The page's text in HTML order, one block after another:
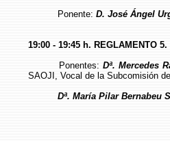
Ponente: D. José Ángel
19:00 - 19:45 h. REGLAMENTO
Ponentes: Dª. Mercedes
SAOJI, Vocal de la Subcomisión
Dª. María Pilar Bernabeu